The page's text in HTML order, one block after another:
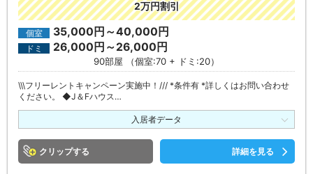
2万円割引
個室 35,000円～40,000円
ドミ 26,000円～26,000円
90部屋 （個室:70 + ドミ:20）
\\\フリーレントキャンペーン実施中！/// *条件有 *詳しくはお問い合わせ
ください。 ◆J＆Fハウス…
入居者データ
クリップ 詳細を見る